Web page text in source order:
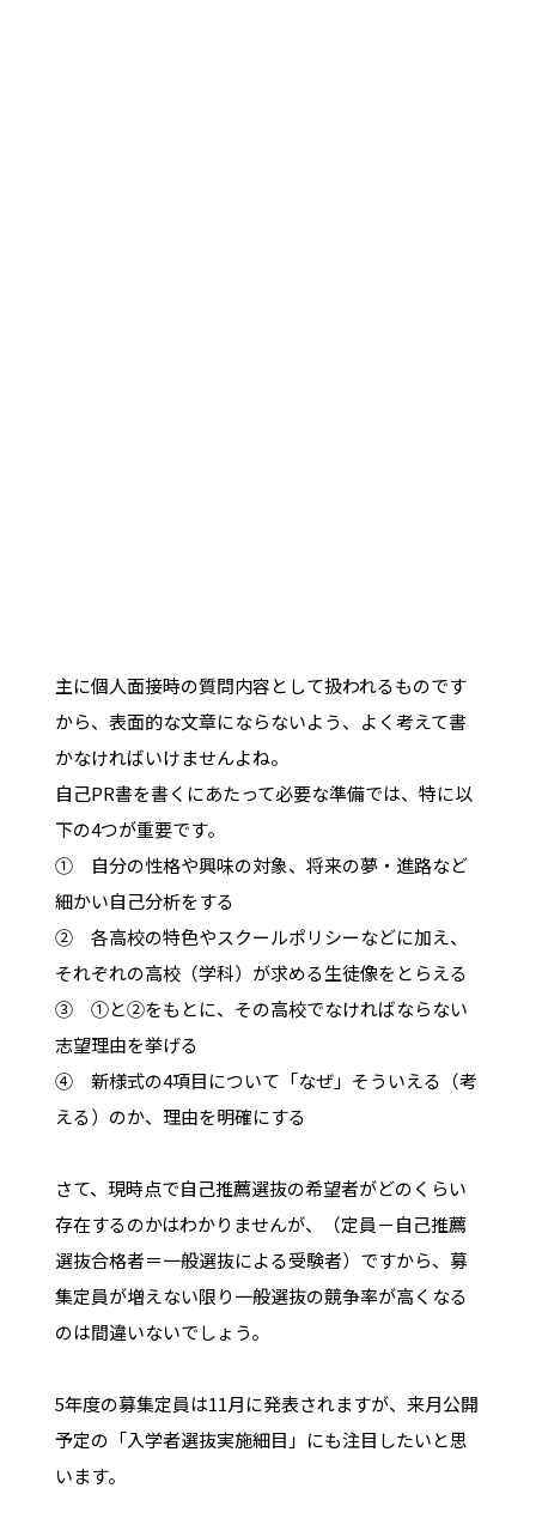
主に個人面接時の質問内容として扱われるものです
から、表面的な文章にならないよう、よく考えて書
かなければいけませんよね。
自己PR書を書くにあたって必要な準備では、特に以
下の4つが重要です。
① 自分の性格や興味の対象、将来の夢・進路など
細かい自己分析をする
② 各高校の特色やスクールポリシーなどに加え、
それぞれの高校（学科）が求める生徒像をとらえる
③ ①と②をもとに、その高校でなければならない
志望理由を挙げる
④ 新様式の4項目について「なぜ」そういえる（考
える）のか、理由を明確にする
さて、現時点で自己推薦選抜の希望者がどのくらい
存在するのかはわかりませんが、（定員－自己推薦
選抜合格者＝一般選抜による受験者）ですから、募
集定員が増えない限り一般選抜の競争率が高くなる
のは間違いないでしょう。
5年度の募集定員は11月に発表されますが、来月公開
予定の「入学者選抜実施細目」にも注目したいと思
います。